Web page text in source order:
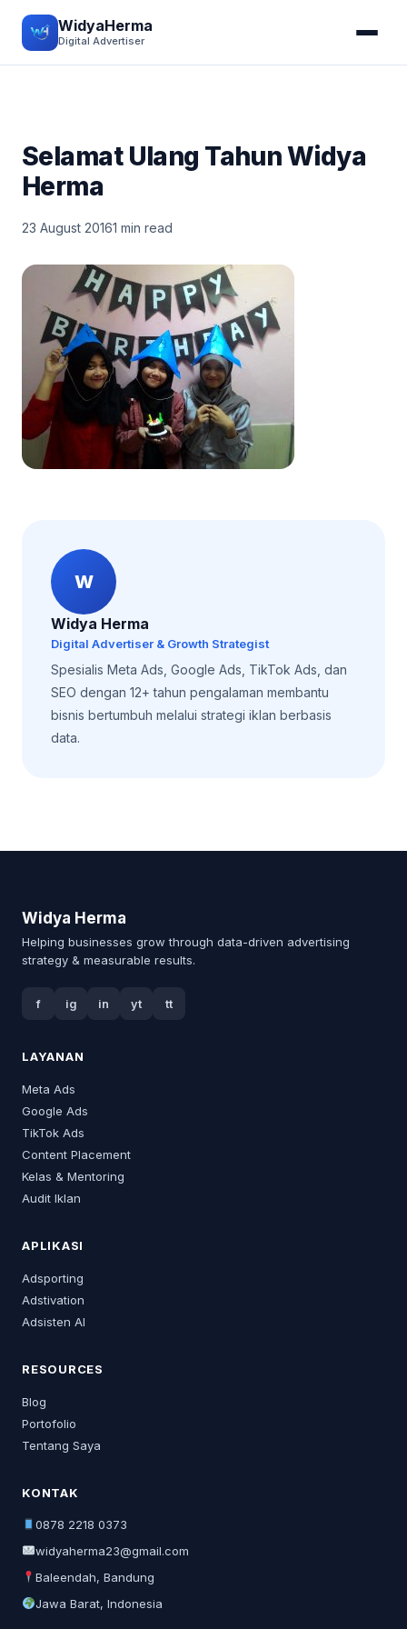
WidyaHerma
Digital Advertiser
Selamat Ulang Tahun Widya
Herma
23 August 20161 min read
W
Widya Herma
Digital Advertiser & Growth Strategist
Spesialis Meta Ads, Google Ads, TikTok Ads, dan
SEO dengan 12+ tahun pengalaman membantu
bisnis bertumbuh melalui strategi iklan berbasis
data.
Widya Herma
Helping businesses grow through data-driven advertising
strategy & measurable results.
f ig in yt tt
LAYANAN
Meta Ads
Google Ads
TikTok Ads
Content Placement
Kelas & Mentoring
Audit Iklan
APLIKASI
Adsporting
Adstivation
Adsisten AI
RESOURCES
Blog
Portofolio
Tentang Saya
KONTAK
0878 2218 0373
widyaherma23@gmail.com
Baleendah, Bandung
Jawa Barat, Indonesia